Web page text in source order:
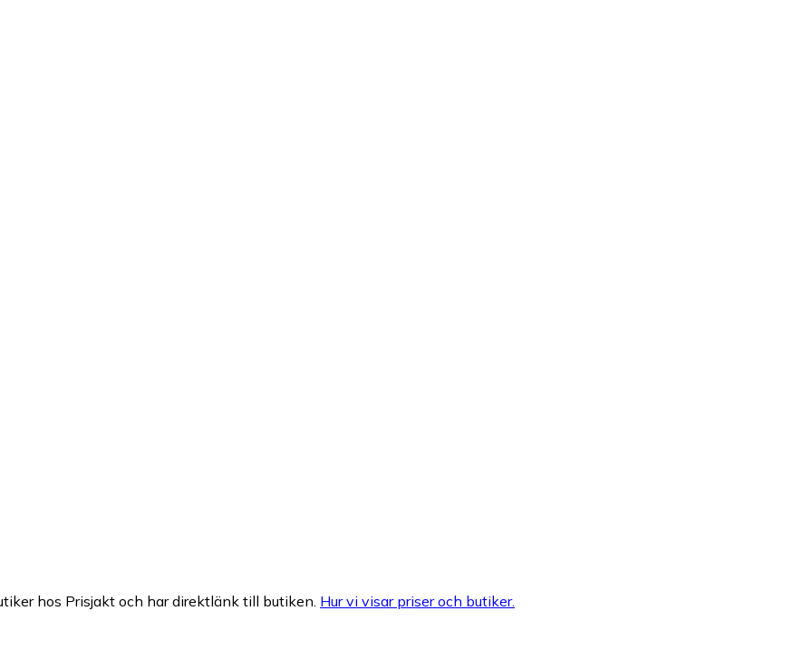
hos Prisjakt och har direktlänk till butiken. Hur vi visar priser och butiker.